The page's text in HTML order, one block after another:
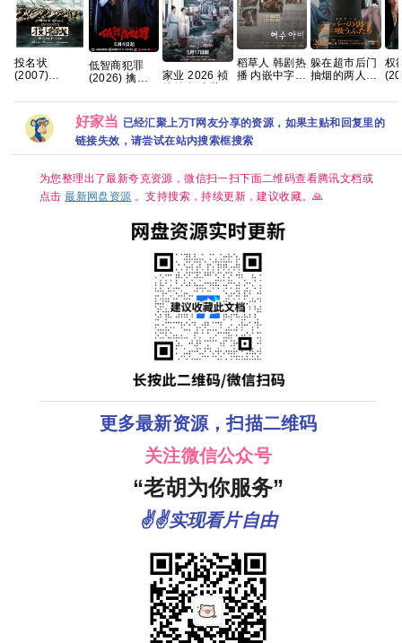
投名状
(2007)
粤语中字
[3.5G]
低智商犯罪
(2026) 擒贼
60.50FPS
S01杜比音效
HDR
HiveWeb/内
嵌简中字幕/
3GB】
家业 2026 祯
性传奇 杨紫
新 夸克
稻草人 韩剧热
播 内嵌中字
盘+】
躲在超市后门
抽烟的两人
字
权
【
文
好家当 已经汇聚上万T网友分享的资源，如果主贴和回复里的
链接失效，请尝试在站内搜索框搜索
为您整理出了最新夸克资源，微信扫一扫下面二维码查看腾讯文档或
点击最新网盘资源 。支持搜索，持续更新，建议收藏。🙏
更多最新资源，扫描二维码
关注微信公众号
“老胡为你服务”
✌✌实现看片自由